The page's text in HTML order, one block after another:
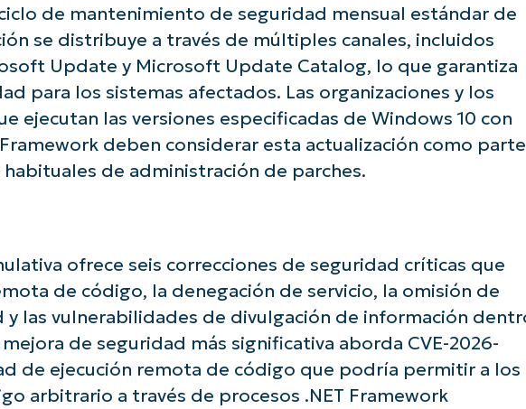
de mantenimiento de seguridad mensual estándar de
se distribuye a través de múltiples canales, incluidos
Update y Microsoft Update Catalog, lo que garantiza
para los sistemas afectados. Las organizaciones y los
ejecutan las versiones especificadas de Windows 10 con
deben considerar esta actualización como parte
de administración de parches.
ofrece seis correcciones de seguridad críticas que
de código, la denegación de servicio, la omisión de
y las vulnerabilidades de divulgación de información
mejora de seguridad más significativa aborda CVE-2026-
de ejecución remota de código que podría permitir a los
arbitrario a través de procesos .NET Framework